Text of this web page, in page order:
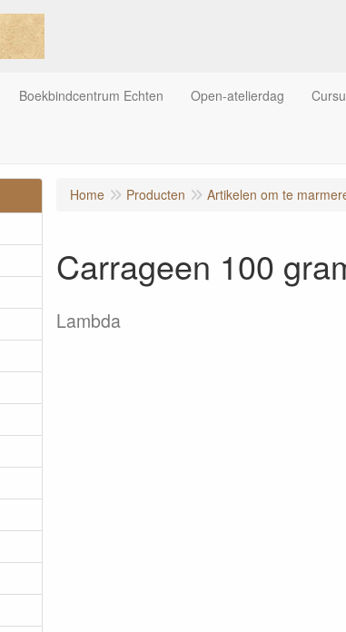
Boekbindcentrum Echten Open-atelierdag
Home Producten Artikelen om te
Carrageen 100
Lambda